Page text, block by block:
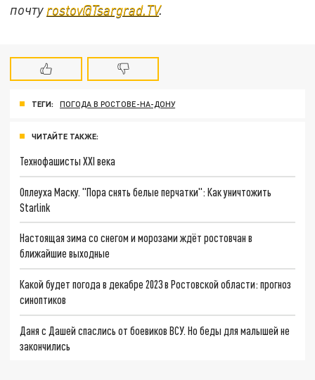
почту rostov@Tsargrad.ТV.
ТЕГИ: ПОГОДА В РОСТОВЕ-НА-ДОНУ
ЧИТАЙТЕ ТАКЖЕ:
Технофашисты XXI века
Оплеуха Маску. "Пора снять белые перчатки": Как уничтожить
Starlink
Настоящая зима со снегом и морозами ждёт ростовчан в
ближайшие выходные
Какой будет погода в декабре 2023 в Ростовской области: прогноз
синоптиков
Даня с Дашей спаслись от боевиков ВСУ. Но беды для малышей не
закончились